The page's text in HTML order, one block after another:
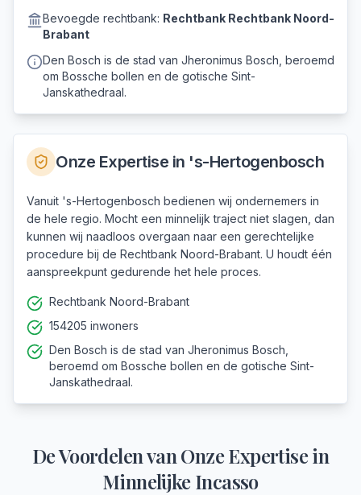
Bevoegde rechtbank: Rechtbank Rechtbank Noord-
Brabant
Den Bosch is de stad van Jheronimus Bosch, beroemd
om Bossche bollen en de gotische Sint-
Janskathedraal.
Onze Expertise in 's-Hertogenbosch
Vanuit 's-Hertogenbosch bedienen wij ondernemers in
de hele regio. Mocht een minnelijk traject niet slagen, dan
kunnen wij naadloos overgaan naar een gerechtelijke
procedure bij de Rechtbank Noord-Brabant. U houdt één
aanspreekpunt gedurende het hele proces.
Rechtbank Noord-Brabant
154205 inwoners
Den Bosch is de stad van Jheronimus Bosch,
beroemd om Bossche bollen en de gotische Sint-
Janskathedraal.
De Voordelen van Onze Expertise in
Minnelijke Incasso